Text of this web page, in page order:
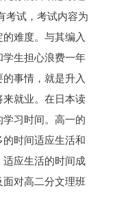
考试，考试内容为
难度。与其编入
生担心浪费一年
事情，就是升入
就业。在日本读
习时间。高一的
时间适应生活和
应生活的时间成
对高二分文理班